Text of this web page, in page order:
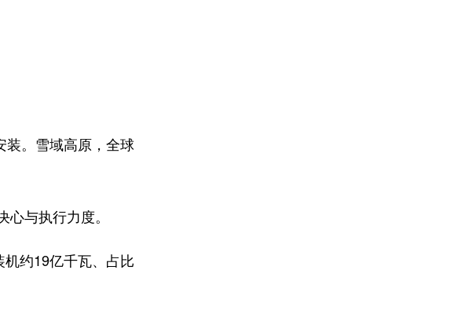
。雪域高原，全球
与执行力度。
约19亿千瓦、占比